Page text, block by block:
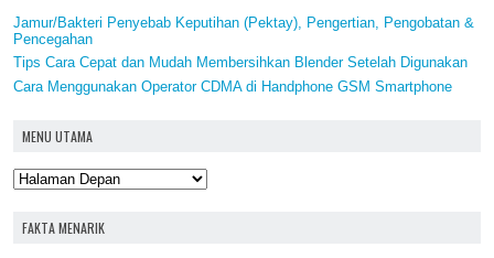
Jamur/Bakteri Penyebab Keputihan (Pektay), Pengertian, Pengobatan &
Pencegahan
Tips Cara Cepat dan Mudah Membersihkan Blender Setelah Digunakan
Cara Menggunakan Operator CDMA di Handphone GSM Smartphone
MENU UTAMA
FAKTA MENARIK